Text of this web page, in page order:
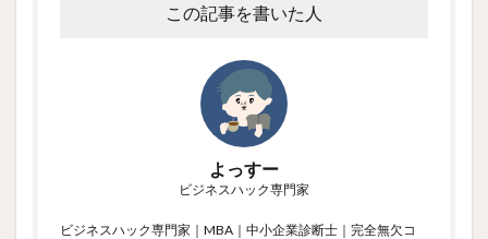
この記事を書いた人
よっすー
ビジネスハック専門家
ビジネスハック専門家｜MBA｜中小企業診断士｜完全無欠コ